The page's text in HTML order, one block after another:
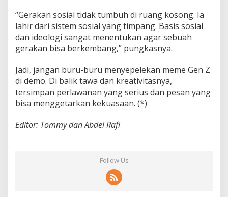
“Gerakan sosial tidak tumbuh di ruang kosong. Ia
lahir dari sistem sosial yang timpang. Basis sosial
dan ideologi sangat menentukan agar sebuah
gerakan bisa berkembang,” pungkasnya.
Jadi, jangan buru-buru menyepelekan meme Gen Z
di demo. Di balik tawa dan kreativitasnya,
tersimpan perlawanan yang serius dan pesan yang
bisa menggetarkan kekuasaan. (*)
Editor: Tommy dan Abdel Rafi
Follow Us